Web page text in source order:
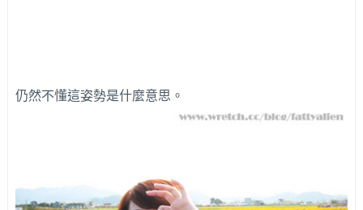
仍然不懂這姿勢是什麼意思。